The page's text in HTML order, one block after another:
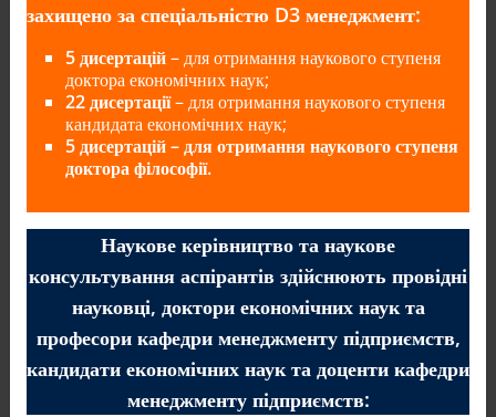
захищено за спеціальністю D3 менеджмент:
5 дисертацій– для отримання наукового ступеня
доктора економічних наук;
22 дисертації– для отримання наукового ступеня
кандидата економічних наук;
5 дисертацій – для отримання наукового ступеня
доктора філософії.
Наукове керівництво та наукове
консультування аспірантів здійснюють провідні
науковці, доктори економічних наук та
професори кафедри менеджменту підприємств,
кандидати економічних наук та доценти кафедри
менеджменту підприємств: